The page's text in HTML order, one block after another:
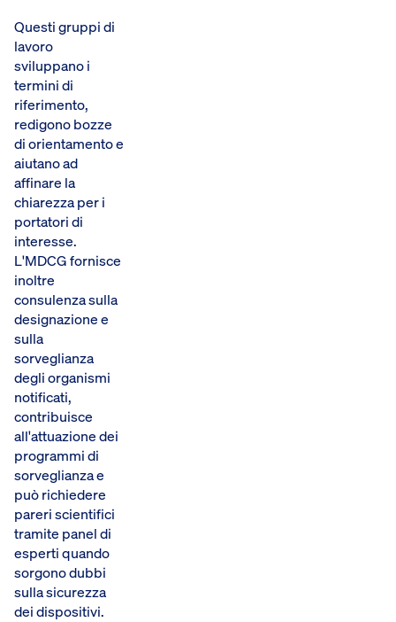
Questi gruppi di
lavoro
sviluppano i
termini di
riferimento,
redigono bozze
di orientamento e
aiutano ad
affinare la
chiarezza per i
portatori di
interesse.
L'MDCG fornisce
inoltre
consulenza sulla
designazione e
sulla
sorveglianza
degli organismi
notificati,
contribuisce
all'attuazione dei
programmi di
sorveglianza e
può richiedere
pareri scientifici
tramite panel di
esperti quando
sorgono dubbi
sulla sicurezza
dei dispositivi.